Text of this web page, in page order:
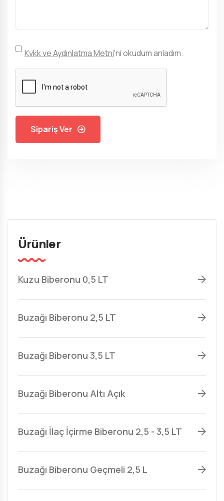
Kvkk ve Aydınlatma Metni'ni okudum anladım.
Sipariş Ver
Ürünler
Kuzu Biberonu 0,5 LT
Buzağı Biberonu 2,5 LT
Buzağı Biberonu 3,5 LT
Buzağı Biberonu Altı Açık
Buzağı İlaç İçirme Biberonu 2,5 - 3,5 LT
Buzağı Biberonu Geçmeli 2,5 L